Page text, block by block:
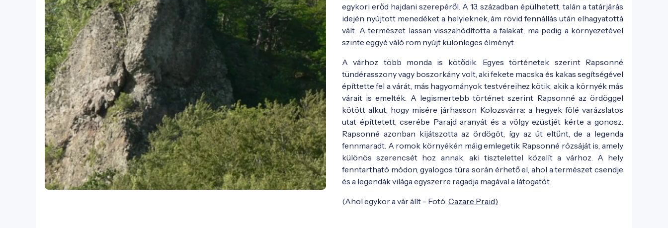
egykori erőd hajdani szerepéről. A 13. században épülhetett, talán a tatárjárás
idején nyújtott menedéket a helyieknek, ám rövid fennállás után elhagyatottá
vált. A természet lassan visszahódította a falakat, ma pedig a környezetével
szinte eggyé váló rom nyújt különleges élményt.
A várhoz több monda is kötődik. Egyes történetek szerint Rapsonné
tündérasszony vagy boszorkány volt, aki fekete macska és kakas segítségével
építtette fel a várát, más hagyományok testvéreihez kötik, akik a környék más
várait is emelték. A legismertebb történet szerint Rapsonné az ördöggel
kötött alkut, hogy misére járhasson Kolozsvárra: a hegyek fölé varázslatos
utat építtetett, cserébe Parajd aranyát és a völgy ezüstjét kérte a gonosz.
Rapsonné azonban kijátszotta az ördögöt, így az út eltűnt, de a legenda
fennmaradt. A romok környékén máig emlegetik Rapsonné rózsáját is, amely
különös szerencsét hoz annak, aki tisztelettel közelít a várhoz. A hely
fenntartható módon, gyalogos túra során érhető el, ahol a természet csendje
és a legendák világa egyszerre ragadja magával a látogatót.
(Ahol egykor a vár állt - Fotó: Cazare Praid)